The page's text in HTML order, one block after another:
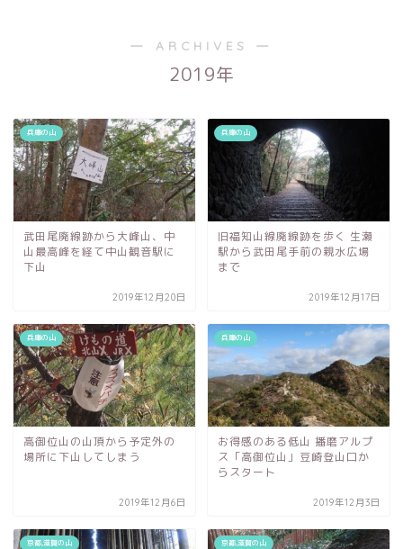
― ARCHIVES ―
2019年
兵庫の山
武田尾廃線跡から大峰山、中
山最高峰を経て中山観音駅に
下山
2019年12月20日
兵庫の山
旧福知山線廃線跡を歩く 生瀬
駅から武田尾手前の親水広場
まで
2019年12月17日
兵庫の山
高御位山の山頂から予定外の
場所に下山してしまう
2019年12月6日
兵庫の山
お得感のある低山 播磨アルプ
ス「高御位山」豆崎登山口か
らスタート
2019年12月3日
京都,滋賀の山 京都,滋賀の山